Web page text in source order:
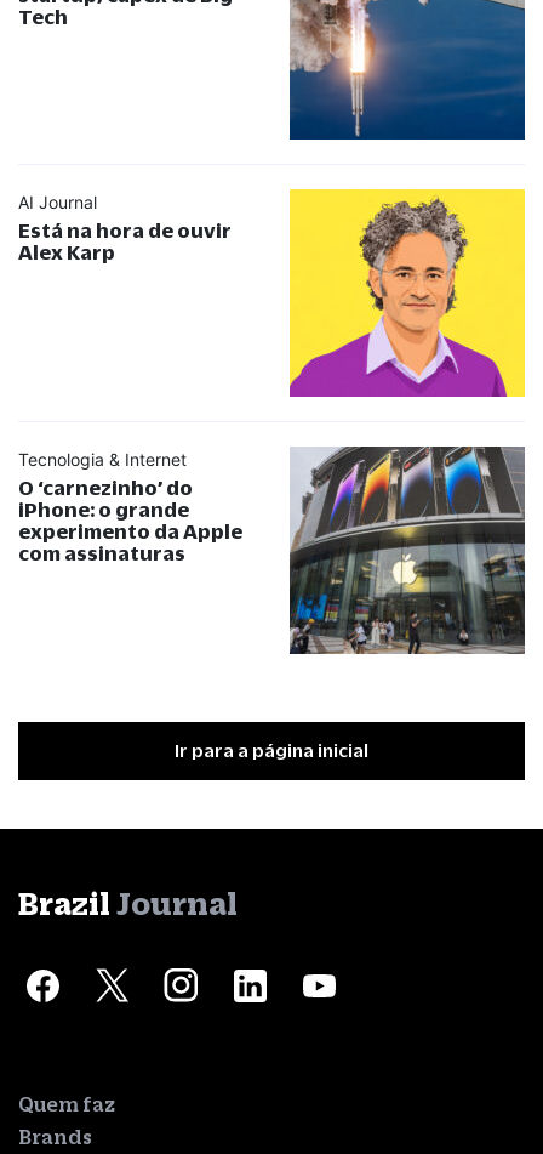
Tech
AI Journal
Está na hora de ouvir
Alex Karp
Tecnologia & Internet
O ‘carnezinho’ do
iPhone: o grande
experimento da Apple
com assinaturas
Ir para a página inicial
Brazil Journal
Quem faz
Brands